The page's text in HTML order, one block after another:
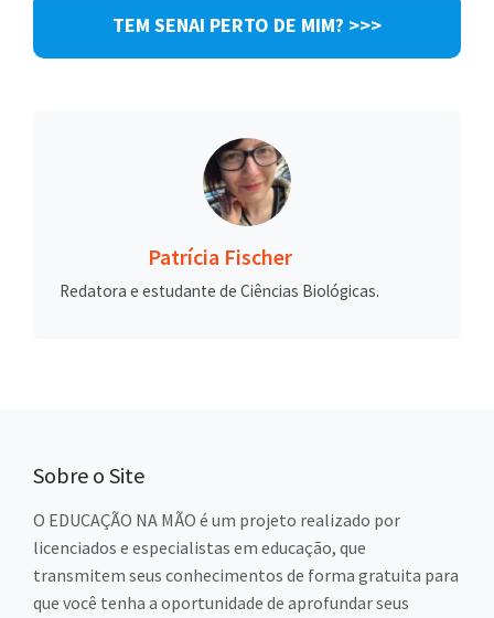
TEM SENAI PERTO DE MIM? >>>
Patrícia Fischer
Redatora e estudante de Ciências Biológicas.
Sobre o Site
O EDUCAÇÃO NA MÃO é um projeto realizado por
licenciados e especialistas em educação, que
transmitem seus conhecimentos de forma gratuita para
que você tenha a oportunidade de aprofundar seus